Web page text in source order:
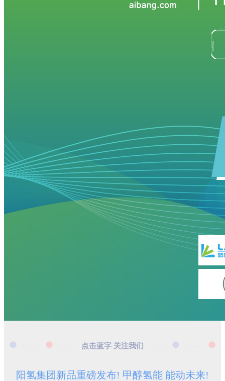
点击蓝字 关注我们
阳氢集团新品重磅发布! 甲醇氢能 能动未来!